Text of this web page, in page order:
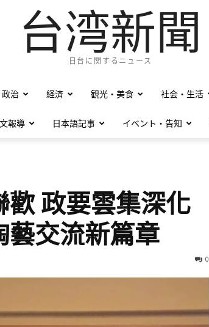
台湾新聞
日台に関するニュース
政治 経済 観光・美食 社会・生活
報導 日本語記事 イベント・告知
歡 政要雲集深化
藝交流新篇章
0